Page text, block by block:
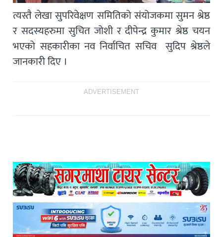
त्यस्तै लेखा सुपरिवेक्षण समितिको संयोजकमा सुमन श्रेष्ठ
र सदस्यहरुमा सुचित जोशी र दीपेन्द्र कुमार श्रेष्ठ चयन
भएको सहकारीका नव निर्वाचित सचिव सुदिप श्रेष्ठले
जानकारी दिए ।
ADVERTISEMENT